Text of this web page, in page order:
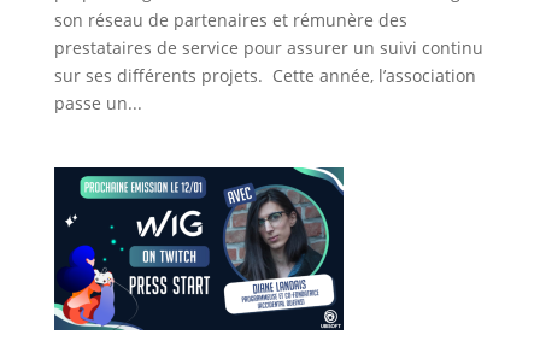
son réseau de partenaires et rémunère des
prestataires de service pour assurer un suivi continu
sur ses différents projets. Cette année, l’association
passe un...